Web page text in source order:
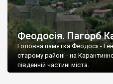
Феодосія. Пагорб
Головна памятка Феодосії -
старому районі - на
південній частині міста.